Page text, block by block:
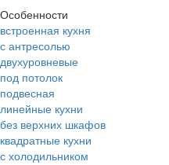
Особенности
встроенная кухня
с антресолью
двухуровневые
под потолок
подвесная
линейные кухни
без верхних шкафов
квадратные кухни
с холодильником